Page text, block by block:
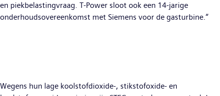
en piekbelastingvraag. T-Power sloot ook een 14-jarige
onderhoudsovereenkomst met Siemens voor de gasturbine.“
Wegens hun lage koolstofdioxide-, stikstofoxide- en